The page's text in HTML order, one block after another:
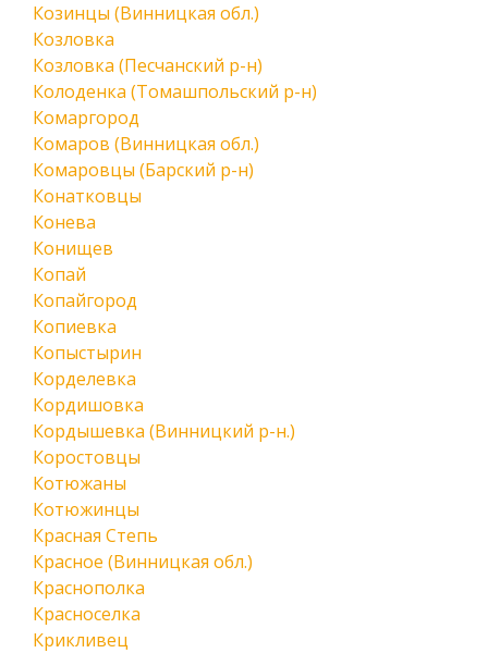
Козинцы (Винницкая обл.)
Козловка
Козловка (Песчанский р-н)
Колоденка (Томашпольский р-н)
Комаргород
Комаров (Винницкая обл.)
Комаровцы (Барский р-н)
Конатковцы
Конева
Конищев
Копай
Копайгород
Копиевка
Копыстырин
Корделевка
Кордишовка
Кордышевка (Винницкий р-н.)
Коростовцы
Котюжаны
Котюжинцы
Красная Степь
Красное (Винницкая обл.)
Краснополка
Красноселка
Крикливец